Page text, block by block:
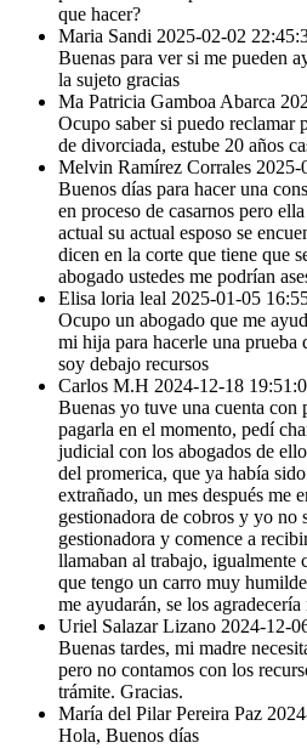
que hacer?
Maria Sandi 2025-02-02
Buenas para ver si me pueden
la sujeto gracias
Ma Patricia Gamboa Abarca
Ocupo saber si puedo reclamar
de divorciada, estube 20 años
Melvin Ramírez Corrales 2025-
Buenos días para hacer una
en proceso de casarnos pero
actual su actual esposo se
dicen en la corte que tiene que
abogado ustedes me podrían
Elisa loria leal 2025-01-05
Ocupo un abogado que me
mi hija para hacerle una
soy debajo recursos
Carlos M.H 2024-12-18
Buenas yo tuve una cuenta con
pagarla en el momento, pedí
judicial con los abogados de
del promerica, que ya había
extrañado, un mes después me
gestionadora de cobros y yo no
gestionadora y comence a
llamaban al trabajo, igualmente
que tengo un carro muy
me ayudarán, se los
Uriel Salazar Lizano 2024-12-
Buenas tardes, mi madre
pero no contamos con los
trámite. Gracias.
María del Pilar Pereira Paz
Hola, Buenos días